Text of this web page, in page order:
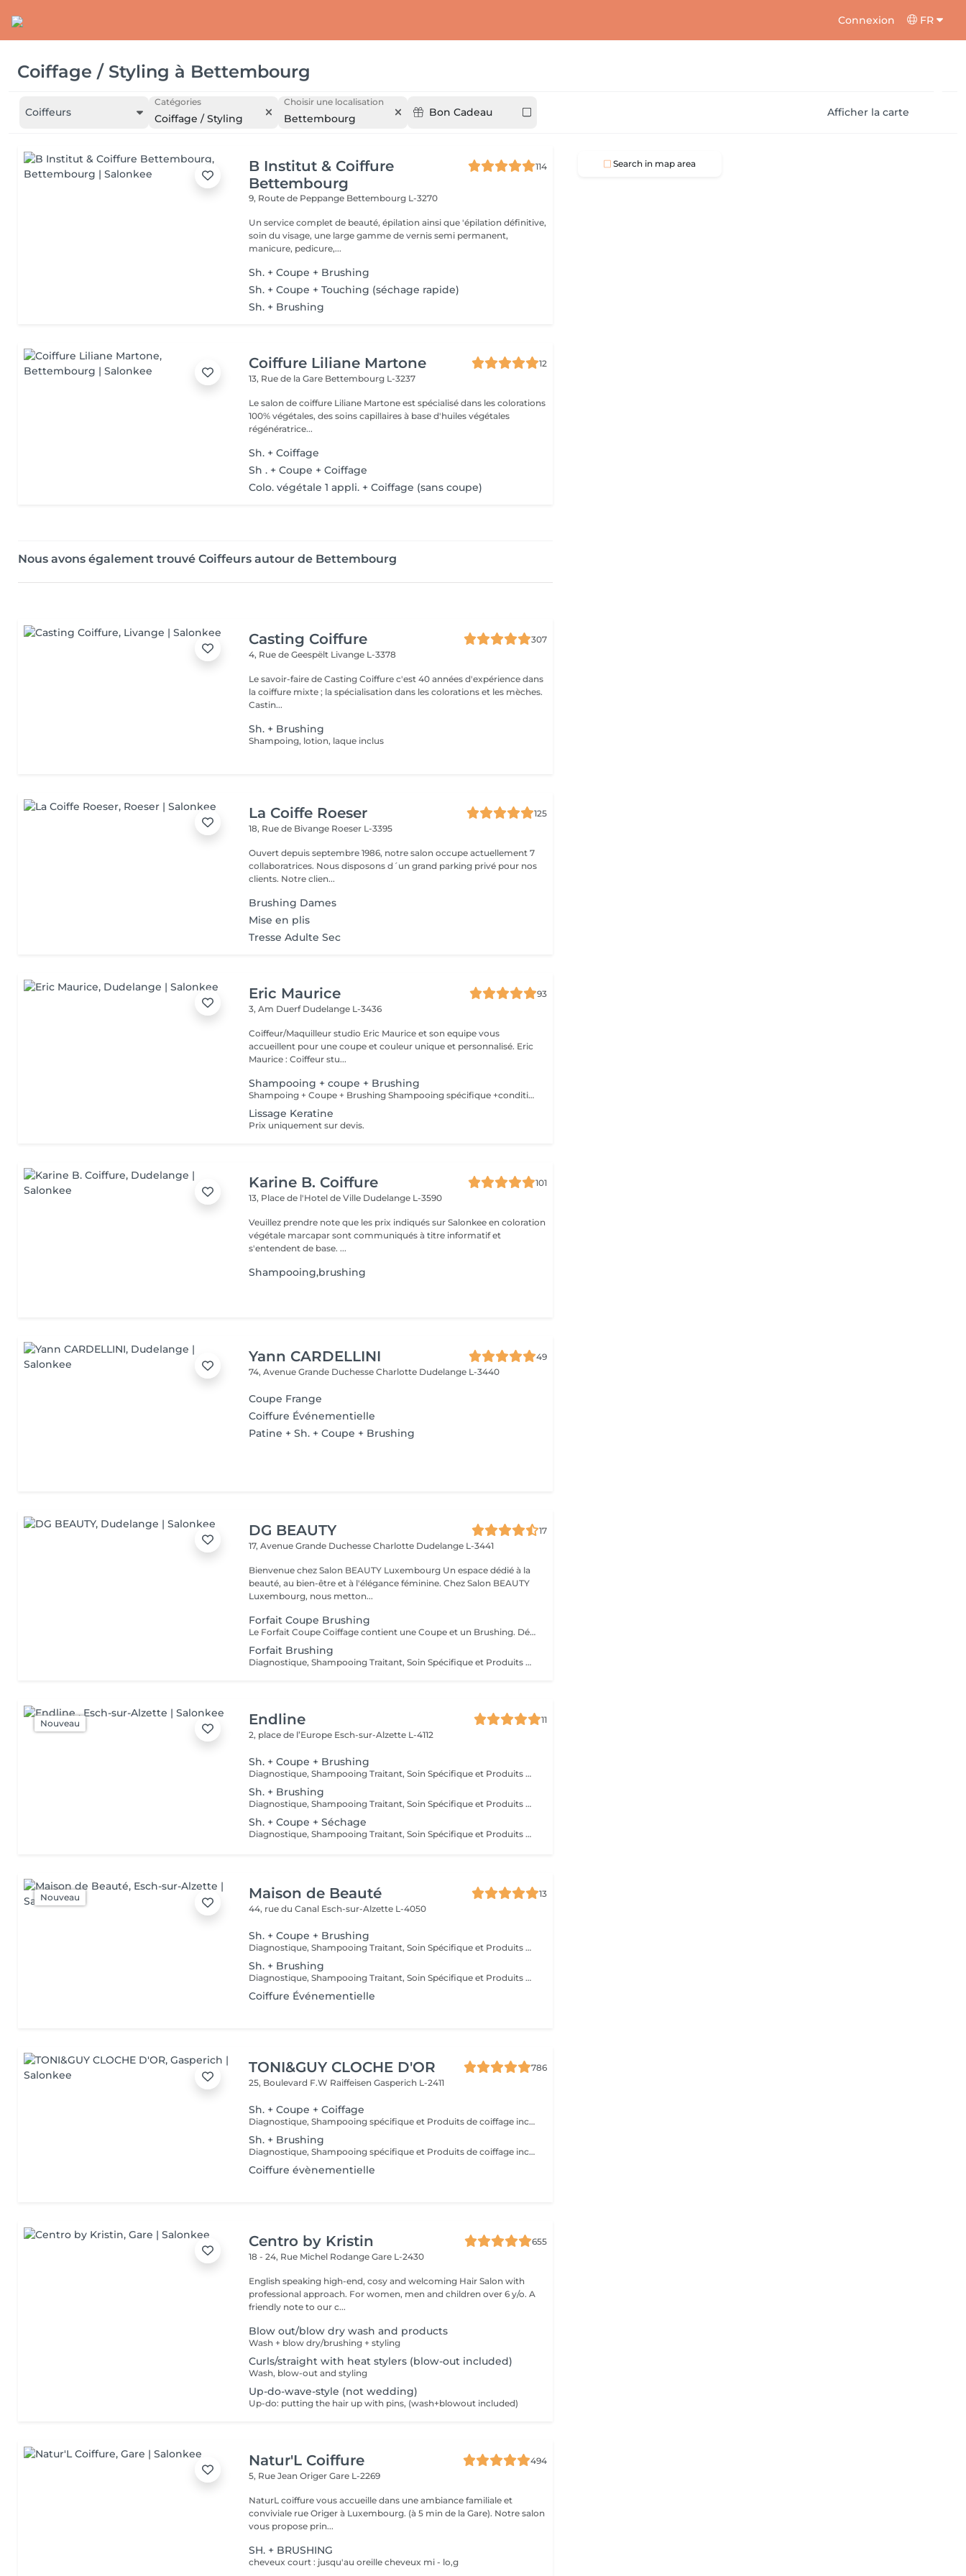
Connexion FR
Coiffage / Styling à Bettembourg
Coiffeurs
Catégories
Coiffage / Styling
Choisir une localisation
Bettembourg Bon Cadeau Afficher la carte
B Institut & Coiffure
Bettembourg
114
9, Route de Peppange Bettembourg L-3270
Un service complet de beauté, épilation ainsi que 'épilation définitive,
soin du visage, une large gamme de vernis semi permanent,
manicure, pedicure,...
Sh. + Coupe + Brushing
Sh. + Coupe + Touching (séchage rapide)
Sh. + Brushing
Coiffure Liliane Martone
12
13, Rue de la Gare Bettembourg L-3237
Le salon de coiffure Liliane Martone est spécialisé dans les colorations
100% végétales, des soins capillaires à base d'huiles végétales
régénératrice...
Sh. + Coiffage
Sh . + Coupe + Coiffage
Colo. végétale 1 appli. + Coiffage (sans coupe)
Nous avons également trouvé Coiffeurs autour de Bettembourg
Casting Coiffure
307
4, Rue de Geespëlt Livange L-3378
Le savoir-faire de Casting Coiffure c'est 40 années d'expérience dans
la coiffure mixte ; la spécialisation dans les colorations et les mèches.
Castin...
Sh. + Brushing
Shampoing, lotion, laque inclus
La Coiffe Roeser
125
18, Rue de Bivange Roeser L-3395
Ouvert depuis septembre 1986, notre salon occupe actuellement 7
collaboratrices. Nous disposons d´un grand parking privé pour nos
clients. Notre clien...
Brushing Dames
Mise en plis
Tresse Adulte Sec
Eric Maurice
93
3, Am Duerf Dudelange L-3436
Coiffeur/Maquilleur studio Eric Maurice et son equipe vous
accueillent pour une coupe et couleur unique et personnalisé. Eric
Maurice : Coiffeur stu...
Shampooing + coupe + Brushing
Shampoing + Coupe + Brushing Shampooing spécifique +conditionner offert
Lissage Keratine
Prix uniquement sur devis.
Karine B. Coiffure
101
13, Place de l'Hotel de Ville Dudelange L-3590
Veuillez prendre note que les prix indiqués sur Salonkee en coloration
végétale marcapar sont communiqués à titre informatif et
s'entendent de base. ...
Shampooing,brushing
Yann CARDELLINI
49
74, Avenue Grande Duchesse Charlotte Dudelange L-3440
Coupe Frange
Coiffure Événementielle
Patine + Sh. + Coupe + Brushing
DG BEAUTY
17
17, Avenue Grande Duchesse Charlotte Dudelange L-3441
Bienvenue chez Salon BEAUTY Luxembourg Un espace dédié à la
beauté, au bien-être et à l'élégance féminine. Chez Salon BEAUTY
Luxembourg, nous metton...
Forfait Coupe Brushing
Le Forfait Coupe Coiffage contient une Coupe et un Brushing. Dépendant de l'épaisseur des cheveux le prix peut varier.
Forfait Brushing
Diagnostique, Shampooing Traitant, Soin Spécifique et Produits Coiffants inclus
Nouveau Endline
11
2, place de l’Europe Esch-sur-Alzette L-4112
Sh. + Coupe + Brushing
Diagnostique, Shampooing Traitant, Soin Spécifique et Produits Coiffants inclus
Sh. + Brushing
Diagnostique, Shampooing Traitant, Soin Spécifique et Produits Coiffants inclus
Sh. + Coupe + Séchage
Diagnostique, Shampooing Traitant, Soin Spécifique et Produits Coiffants inclus
Nouveau Maison de Beauté
13
44, rue du Canal Esch-sur-Alzette L-4050
Sh. + Coupe + Brushing
Diagnostique, Shampooing Traitant, Soin Spécifique et Produits Coiffants inclus
Sh. + Brushing
Diagnostique, Shampooing Traitant, Soin Spécifique et Produits Coiffants inclus
Coiffure Événementielle
TONI&GUY CLOCHE D'OR
786
25, Boulevard F.W RaiffeisenGasperich L-2411
Sh. + Coupe + Coiffage
Diagnostique, Shampooing spécifique et Produits de coiffage inclus.
Sh. + Brushing
Diagnostique, Shampooing spécifique et Produits de coiffage inclus.
Coiffure évènementielle
Centro by Kristin
655
18 - 24, Rue Michel RodangeGare L-2430
English speaking high-end, cosy and welcoming Hair Salon with
professional approach. For women, men and children over 6 y/o. A
friendly note to our c...
Blow out/blow dry wash and products
Wash + blow dry/brushing + styling
Curls/straight with heat stylers (blow-out included)
Wash, blow-out and styling
Up-do-wave-style (not wedding)
Up-do: putting the hair up with pins, (wash+blowout included)
Natur'L Coiffure
494
5, Rue Jean OrigerGare L-2269
NaturL coiffure vous accueille dans une ambiance familiale et
conviviale rue Origer à Luxembourg. (à 5 min de la Gare). Notre salon
vous propose prin...
SH. + BRUSHING
cheveux court : jusqu'au oreille cheveux mi - lo,g
Search in map area